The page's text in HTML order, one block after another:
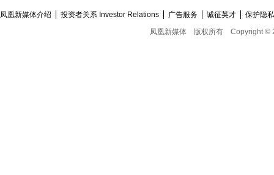
凤凰新媒体介绍 投资者关系 Investor Relations 广告服务 诚征英才
保护隐
凤凰新媒体
版权所有 Copyright ©